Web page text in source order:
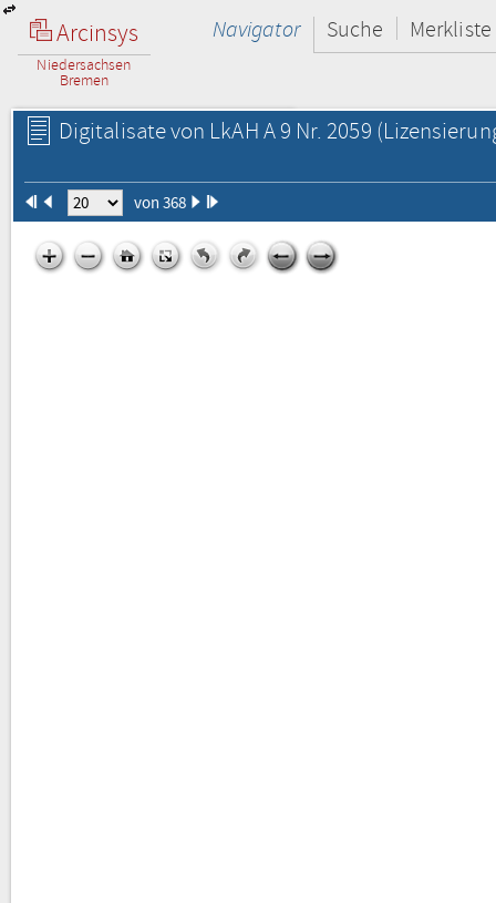
Arcinsys
Niedersachsen
Bremen
Navigator Suche Merkliste
Digitalisate von LkAH A 9 Nr. 2059
von 368